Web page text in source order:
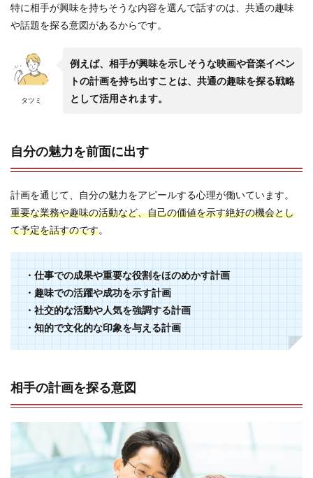
特に相手が興味を持ちそうな内容を選んで話すのは、共通の趣味
や話題を探る意図があるからです。
タツミ
例えば、相手が興味を示しそうな映画や音楽イベン
トの計画を持ち出すことは、共通の趣味を探る戦略
として活用されます。
自分の魅力を前面に出す
計画を通じて、自分の魅力をアピールする心理が働いています。
重要な業務や趣味の活動など、自己の価値を示す絶好の機会とし
て予定を話すのです。
・仕事での成果や重要な役割をほのめかす計画
・趣味での活躍や成功を示す計画
・社交的な活動や人気を強調する計画
・知的で文化的な印象を与える計画
相手の計画を探る意図